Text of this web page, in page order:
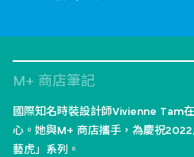
M+ 商店筆記
國際知名時裝設計師Vivienne Tam
心。她與M+ 商店攜手，為慶祝
藝虎」系列。